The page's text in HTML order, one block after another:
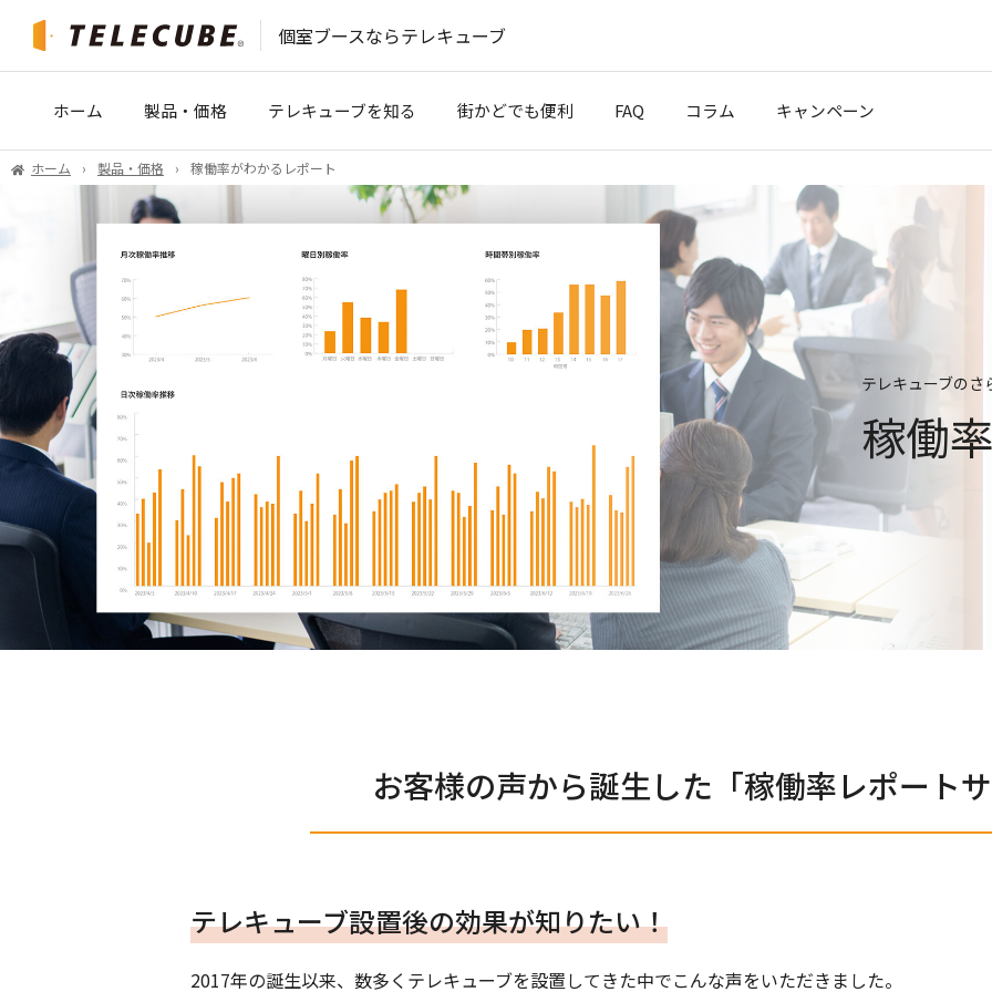
個室ブースならテレキューブ
ホーム 製品・価格
テレキューブクール
サブスクプラン（サブスクリプション）
オフィスレイアウト
稼働率がわかるレポート
テレキューブを知る
オフィス環境改善のコツ
会議室が足りない！を解決
街かどでも便利 FAQ コラム キャンペーン
ホーム 製品・価格 稼働率がわかるレポート
テレキューブのさ
稼働
お客様の声から誕生した「稼働率レポート
テレキューブ設置後の効果が知りたい！
2017年の誕生以来、数多くテレキューブを設置してきた中でこんな声をいただきました。